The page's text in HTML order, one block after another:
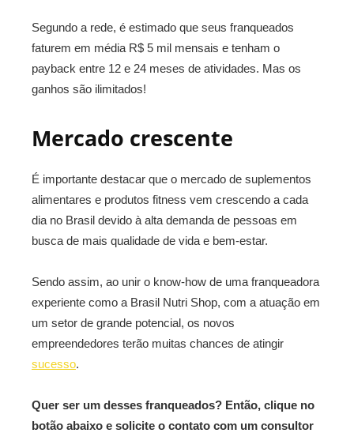
Segundo a rede, é estimado que seus franqueados
faturem em média R$ 5 mil mensais e tenham o
payback entre 12 e 24 meses de atividades. Mas os
ganhos são ilimitados!
Mercado crescente
É importante destacar que o mercado de suplementos
alimentares e produtos fitness vem crescendo a cada
dia no Brasil devido à alta demanda de pessoas em
busca de mais qualidade de vida e bem-estar.
Sendo assim, ao unir o know-how de uma franqueadora
experiente como a Brasil Nutri Shop, com a atuação em
um setor de grande potencial, os novos
empreendedores terão muitas chances de atingir
sucesso.
Quer ser um desses franqueados? Então, clique no
botão abaixo e solicite o contato com um consultor